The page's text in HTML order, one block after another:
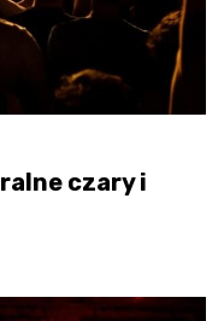
czary i